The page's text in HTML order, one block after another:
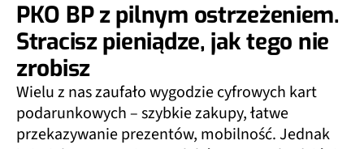
PKO BP z pilnym ostrzeżeniem.
Stracisz pieniądze, jak tego nie
zrobisz
Wielu z nas zaufało wygodzie cyfrowych kart
podarunkowych – szybkie zakupy, łatwe
przekazywanie prezentów, mobilność. Jednak